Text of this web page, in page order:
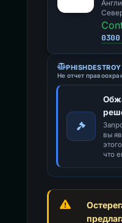
Не отчет
вы
что